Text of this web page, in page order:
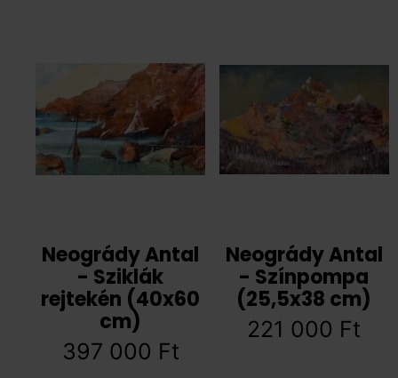
Neogrády Antal
- Sziklák
rejtekén (40x60
cm)
397 000 Ft
Neogrády Antal
- Színpompa
(25,5x38 cm)
221 000 Ft